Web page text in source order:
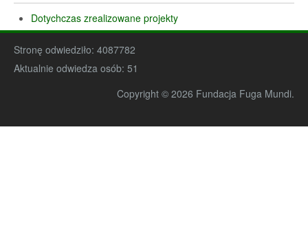
Dotychczas zrealizowane projekty
Stronę odwiedziło: 4087782
Aktualnie odwiedza osób: 51
Copyright © 2026 Fundacja Fuga Mundi.